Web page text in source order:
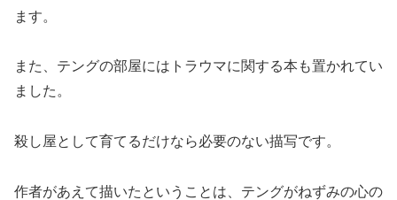
ます。
また、テングの部屋にはトラウマに関する本も置かれてい
ました。
殺し屋として育てるだけなら必要のない描写です。
作者があえて描いたということは、テングがねずみの心の